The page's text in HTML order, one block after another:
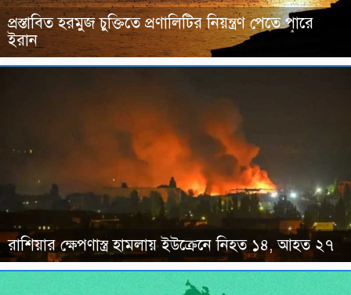
প্রস্তাবিত হরমুজ চুক্তিতে প্রণালিটির নিয়ন্ত্রণ পেতে পারে
ইরান
রাশিয়ার ক্ষেপণাস্ত্র হামলায় ইউক্রেনে নিহত ১৪, আহত ২৭